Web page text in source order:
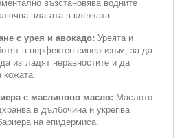
възстановява водните
влагата в клетката.
с урея и авокадо: Уреята и
в перфектен синeргизъм, за да
изгладят неравностите и да
кожата.
с маслиново масло: Маслото
в дълбочина и укрепва
на епидермиса.